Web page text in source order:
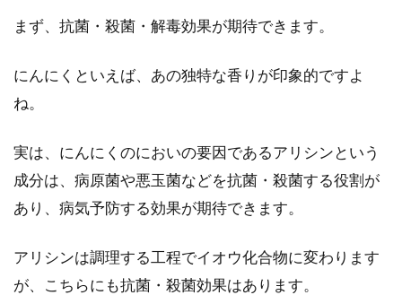
よう！レシピをご紹介！
す。全国で食べられ、誰にでも愛されている料
理という...
たけのこと豚肉は相性抜群！味噌料
理に灰汁抜き法もご紹介
まず、抗菌・殺菌・解毒効果が期待できます。
にんにくといえば、あの独特な香りが印象的ですよ
ね。
実は、にんにくのにおいの要因であるアリシンという
成分は、病原菌や悪玉菌などを抗菌・殺菌する役割が
あり、病気予防する効果が期待できます。
アリシンは調理する工程でイオウ化合物に変わります
が、こちらにも抗菌・殺菌効果はあります。